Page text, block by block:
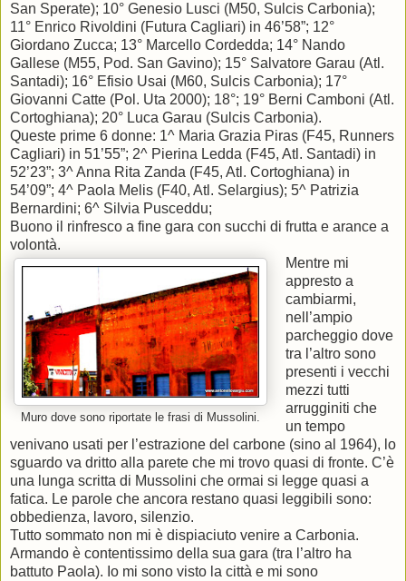
San Sperate); 10° Genesio Lusci (M50, Sulcis Carbonia);
11° Enrico Rivoldini (Futura Cagliari) in 46’58”; 12°
Giordano Zucca; 13° Marcello Cordedda; 14° Nando
Gallese (M55, Pod. San Gavino); 15° Salvatore Garau (Atl.
Santadi); 16° Efisio Usai (M60, Sulcis Carbonia); 17°
Giovanni Catte (Pol. Uta 2000); 18°; 19° Berni Camboni (Atl.
Cortoghiana); 20° Luca Garau (Sulcis Carbonia).
Queste prime 6 donne: 1^ Maria Grazia Piras (F45, Runners
Cagliari) in 51’55”; 2^ Pierina Ledda (F45, Atl. Santadi) in
52’23”; 3^ Anna Rita Zanda (F45, Atl. Cortoghiana) in
54’09”; 4^ Paola Melis (F40, Atl. Selargius); 5^ Patrizia
Bernardini; 6^ Silvia Pusceddu;
Buono il rinfresco a fine gara con succhi di frutta e arance a
volontà.
Muro dove sono riportate le frasi di Mussolini.
Mentre mi
appresto a
cambiarmi,
nell’ampio
parcheggio dove
tra l’altro sono
presenti i vecchi
mezzi tutti
arrugginiti che
un tempo
venivano usati per l’estrazione del carbone (sino al 1964), lo
sguardo va dritto alla parete che mi trovo quasi di fronte. C’è
una lunga scritta di Mussolini che ormai si legge quasi a
fatica. Le parole che ancora restano quasi leggibili sono:
obbedienza, lavoro, silenzio.
Tutto sommato non mi è dispiaciuto venire a Carbonia.
Armando è contentissimo della sua gara (tra l’altro ha
battuto Paola). Io mi sono visto la città e mi sono